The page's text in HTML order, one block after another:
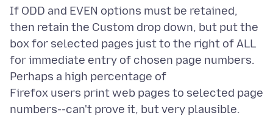
If ODD and EVEN options must be retained,
then retain the Custom drop down, but put the
box for selected pages just to the right of ALL
for immediate entry of chosen page numbers.
Perhaps a high percentage of
Firefox users print web pages to selected page